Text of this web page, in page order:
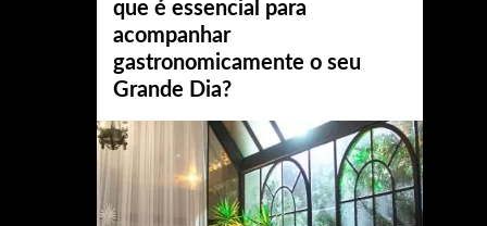
que é essencial para
acompanhar
gastronomicamente o seu
Grande Dia?